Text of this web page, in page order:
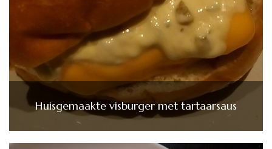
Huisgemaakte visburger met tartaarsaus